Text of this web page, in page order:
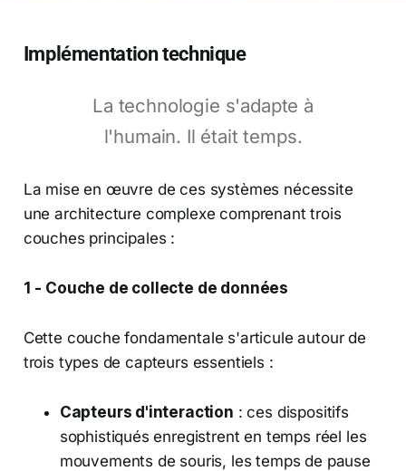
Implémentation technique
La technologie s'adapte à
l'humain. Il était temps.
La mise en œuvre de ces systèmes nécessite
une architecture complexe comprenant trois
couches principales :
1 - Couche de collecte de données
Cette couche fondamentale s'articule autour de
trois types de capteurs essentiels :
Capteurs d'interaction : ces dispositifs
sophistiqués enregistrent en temps réel les
mouvements de souris, les temps de pause